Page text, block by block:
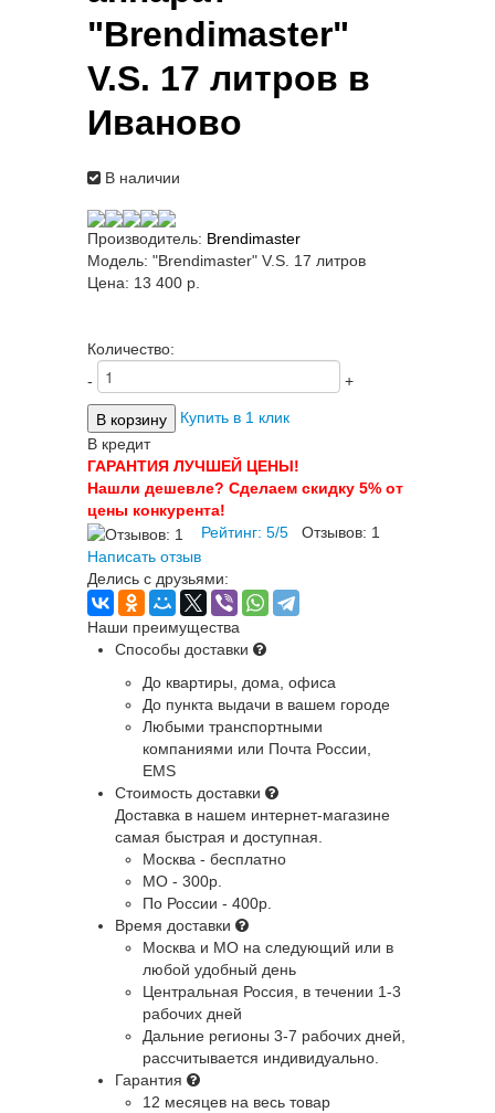
"Brendimaster"
V.S. 17 литров в
Иваново
В наличии
Производитель: Brendimaster
Модель: "Brendimaster" V.S. 17 литров
Цена: 13 400 p.
Количество:
-
+
Купить в 1 клик
В кредит
ГАРАНТИЯ ЛУЧШЕЙ ЦЕНЫ!
Нашли дешевле? Сделаем скидку 5% от
цены конкурента!
Рейтинг: 5/5 Отзывов: 1
Написать отзыв
Делись с друзьями:
Наши преимущества
Способы доставки
До квартиры, дома, офиса
До пункта выдачи в вашем городе
Любыми транспортными
компаниями или Почта России,
EMS
Стоимость доставки
Доставка в нашем интернет-магазине
самая быстрая и доступная.
Москва - бесплатно
МО - 300р.
По России - 400р.
Время доставки
Москва и МО на следующий или в
любой удобный день
Центральная Россия , в течении 1-3
рабочих дней
Дальние регионы 3-7 рабочих дней,
рассчитывается индивидуально.
Гарантия
12 месяцев на весь товар